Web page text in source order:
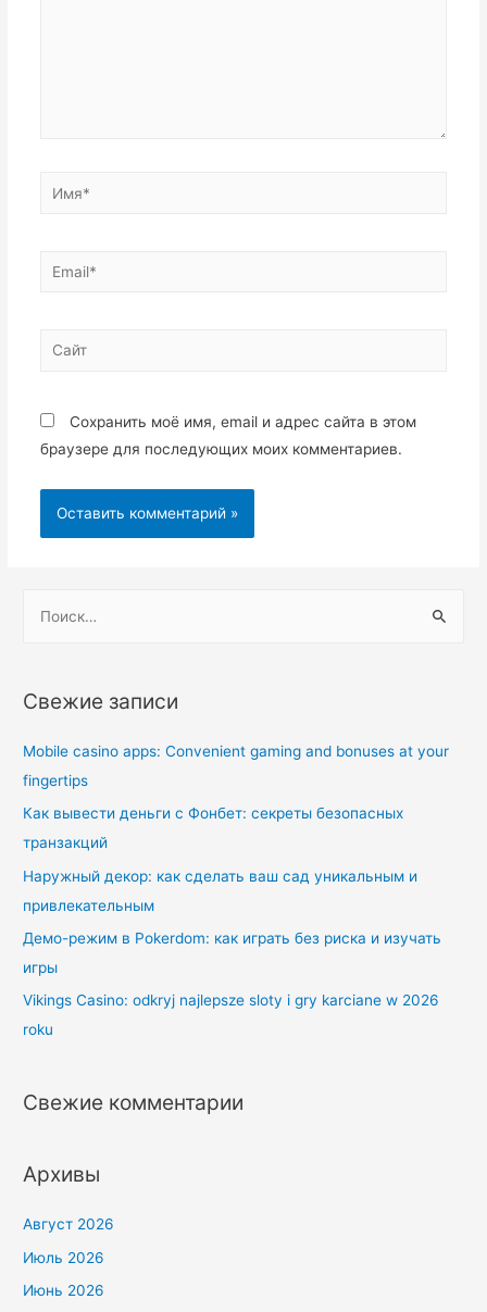
Имя*
Email*
Сайт
Сохранить моё имя, email и адрес сайта в этом
браузере для последующих моих комментариев.
т
:
Свежие записи
Mobile casino apps: Convenient gaming and bonuses at your
fingertips
Как вывести деньги с Фонбет: секреты безопасных
транзакций
Наружный декор: как сделать ваш сад уникальным и
привлекательным
Демо-режим в Pokerdom: как играть без риска и изучать
игры
Vikings Casino: odkryj najlepsze sloty i gry karciane w 2026
roku
Свежие комментарии
Архивы
Август 2026
Июль 2026
Июнь 2026